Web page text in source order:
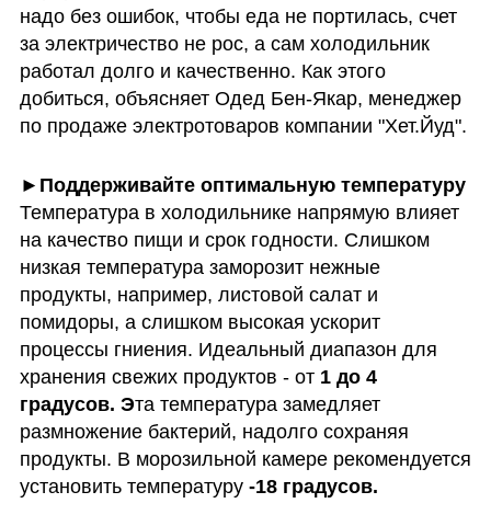
надо без ошибок, чтобы еда не портилась, счет
за электричество не рос, а сам холодильник
работал долго и качественно. Как этого
добиться, объясняет Одед Бен-Якар, менеджер
по продаже электротоваров компании "Хет.Йуд".
►Поддерживайте оптимальную температуру
Температура в холодильнике напрямую влияет
на качество пищи и срок годности. Слишком
низкая температура заморозит нежные
продукты, например, листовой салат и
помидоры, а слишком высокая ускорит
процессы гниения. Идеальный диапазон для
хранения свежих продуктов - от 1 до 4
градусов. Эта температура замедляет
размножение бактерий, надолго сохраняя
продукты. В морозильной камере рекомендуется
установить температуру -18 градусов.